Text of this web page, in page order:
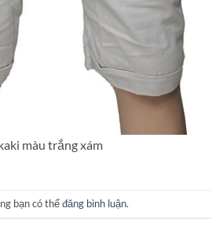
màu trắng xám
bạn có thểđăng bình luận.